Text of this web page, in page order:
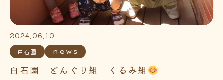
2024.06.10
白石園 news
白石園 どんぐり組 くるみ組